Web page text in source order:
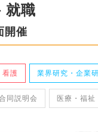
就職
開催
看護 業界研究・企業
同説明会 医療・福祉